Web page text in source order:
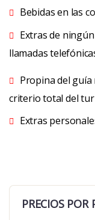
Bebidas en las
Extras de
llamadas
Propina del guía
criterio total del
Extras
PRECIOS POR